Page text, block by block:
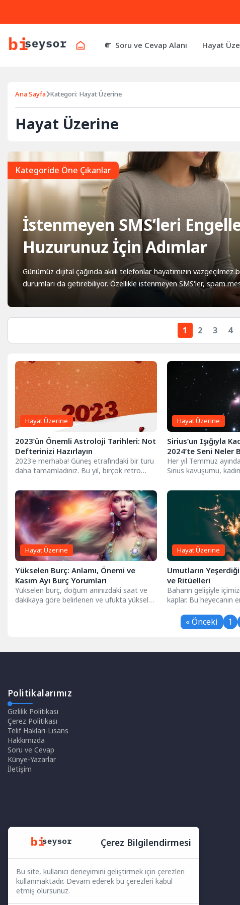
Soru ve Cevap Alanı Hayat
Ana Sayfa Kategori: Hayat Üzerine
Hayat Üzerine
Kategoride Öne Çıkanlar
İstenmeyen SMS’leri
Huzurunuz İçin Adımlar
Günümüz dijital çağında akıllı telefonlar hayatımızın
durumları da getirebiliyor. Özellikle istenmeyen SMS'ler, spam
1 2 3 4
Hayat Üzerine
2023’ün Önemli Astroloji Tarihleri: Not
Defterinizi Hazırlayın
2023'e merhaba! Güneş etrafındaki bir turu
daha tamamladınız. Bu yıl, birçok retro
Hayat Üzerine
Sirius’un Işığıyla
2024’te Seni Neler
Her yıl Temmuz
Sirius kavuşumu,
Hayat Üzerine
Yükselen Burç: Anlamı, Önemi ve
Kasım Ayı Burç Yorumları
Yükselen burç, doğum anınızdaki saat ve
dakikaya göre belirlenen ve ufukta yükselen
Hayat Üzerine
Umutların
ve Ritüelleri
Baharın gelişiyle
kaplar. Bu heyecanın
« Önceki 1
Politikalarımız
Gizlilik Politikası
Çerez Politikası
Telif Hakları-Lisans
Hakkımızda
Soru ve Cevap
Künye-Yazarlar
İletişim
Çerez Bilgilendirmesi
Bu site, kullanıcı deneyimini geliştirmek için çerezleri
kullanmaktadır. Devam ederek bu çerezleri kabul
etmiş olursunuz.